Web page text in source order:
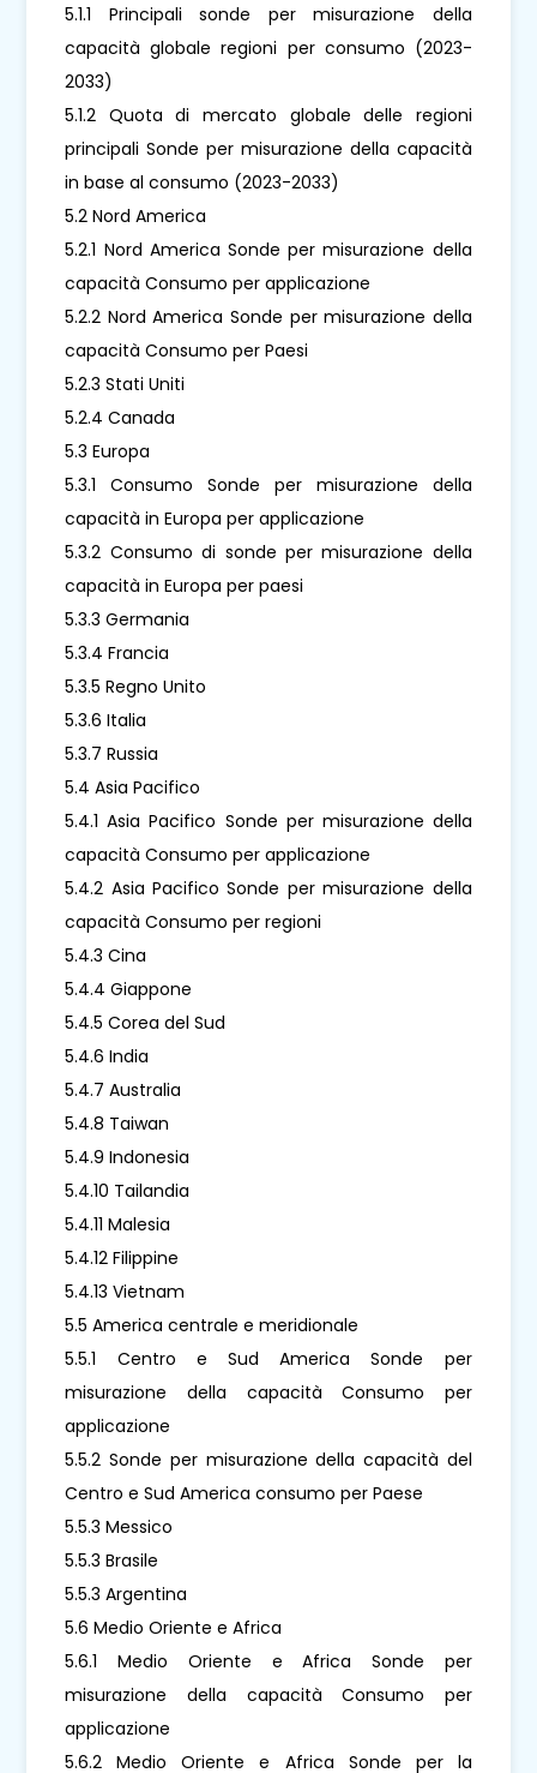
5.1.1 Principali sonde per misurazione della
capacità globale regioni per consumo (2023-
2033)
5.1.2 Quota di mercato globale delle regioni
principali Sonde per misurazione della capacità
in base al consumo (2023-2033)
5.2 Nord America
5.2.1 Nord America Sonde per misurazione della
capacità Consumo per applicazione
5.2.2 Nord America Sonde per misurazione della
capacità Consumo per Paesi
5.2.3 Stati Uniti
5.2.4 Canada
5.3 Europa
5.3.1 Consumo Sonde per misurazione della
capacità in Europa per applicazione
5.3.2 Consumo di sonde per misurazione della
capacità in Europa per paesi
5.3.3 Germania
5.3.4 Francia
5.3.5 Regno Unito
5.3.6 Italia
5.3.7 Russia
5.4 Asia Pacifico
5.4.1 Asia Pacifico Sonde per misurazione della
capacità Consumo per applicazione
5.4.2 Asia Pacifico Sonde per misurazione della
capacità Consumo per regioni
5.4.3 Cina
5.4.4 Giappone
5.4.5 Corea del Sud
5.4.6 India
5.4.7 Australia
5.4.8 Taiwan
5.4.9 Indonesia
5.4.10 Tailandia
5.4.11 Malesia
5.4.12 Filippine
5.4.13 Vietnam
5.5 America centrale e meridionale
5.5.1 Centro e Sud America Sonde per
misurazione della capacità Consumo per
applicazione
5.5.2 Sonde per misurazione della capacità del
Centro e Sud America consumo per Paese
5.5.3 Messico
5.5.3 Brasile
5.5.3 Argentina
5.6 Medio Oriente e Africa
5.6.1 Medio Oriente e Africa Sonde per
misurazione della capacità Consumo per
applicazione
5.6.2 Medio Oriente e Africa Sonde per la